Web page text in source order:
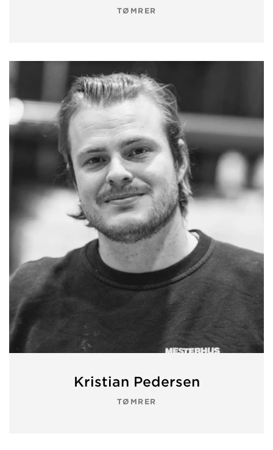
TØMRER
Kristian Pedersen
TØMRER